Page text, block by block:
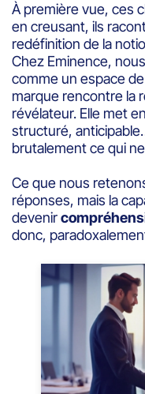
À première vue, ces
en creusant, ils
redéfinition de la
Chez Eminence,
comme un espace
marque rencontre la
révélateur. Elle met
structuré,
brutalement ce qui ne
Ce que nous
réponses, mais la
devenir
donc,